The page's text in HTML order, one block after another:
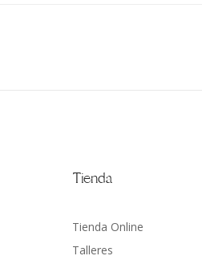
Tienda
Tienda Online
Talleres